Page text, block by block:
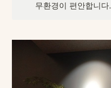
무환경이 편안합니다.